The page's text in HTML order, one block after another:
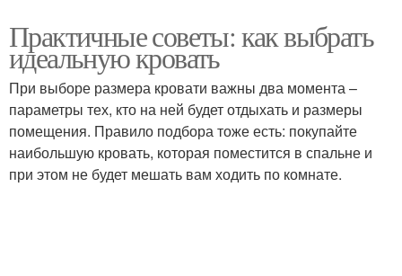
Практичные советы: как выбрать
идеальную кровать
При выборе размера кровати важны два момента –
параметры тех, кто на ней будет отдыхать и размеры
помещения. Правило подбора тоже есть: покупайте
наибольшую кровать, которая поместится в спальне и
при этом не будет мешать вам ходить по комнате.